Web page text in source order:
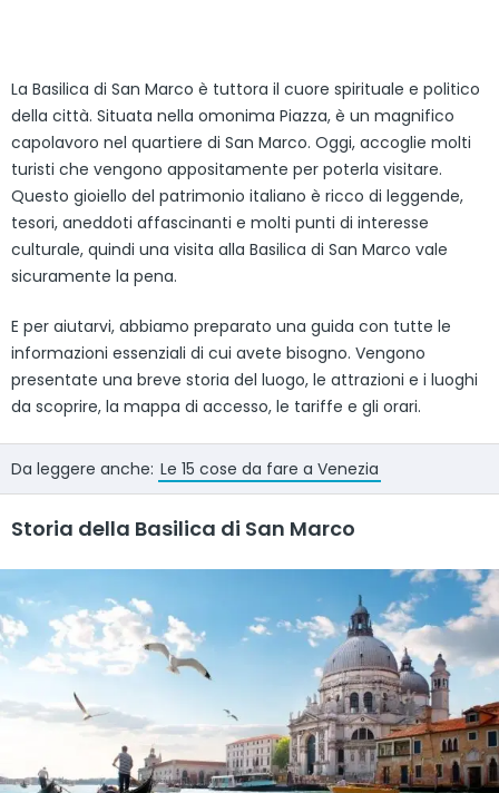
La Basilica di San Marco è tuttora il cuore spirituale e politico
della città. Situata nella omonima Piazza, è un magnifico
capolavoro nel quartiere di San Marco. Oggi, accoglie molti
turisti che vengono appositamente per poterla visitare.
Questo gioiello del patrimonio italiano è ricco di leggende,
tesori, aneddoti affascinanti e molti punti di interesse
culturale, quindi una visita alla Basilica di San Marco vale
sicuramente la pena.
E per aiutarvi, abbiamo preparato una guida con tutte le
informazioni essenziali di cui avete bisogno. Vengono
presentate una breve storia del luogo, le attrazioni e i luoghi
da scoprire, la mappa di accesso, le tariffe e gli orari.
Da leggere anche: Le 15 cose da fare a Venezia
Storia della Basilica di San Marco